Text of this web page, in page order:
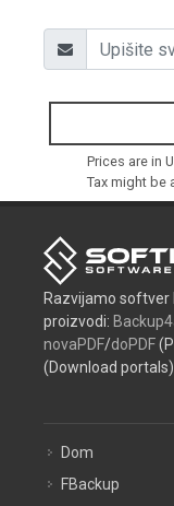
Prices are in
Tax might be
Razvijamo softver
proizvodi:
novaPDF/doPDF
(Download
Dom
FBackup